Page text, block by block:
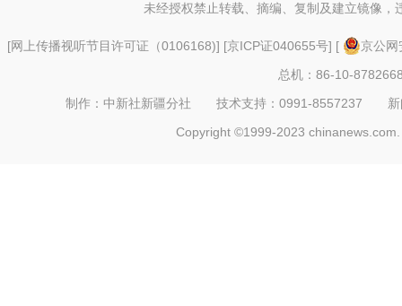
未经授权禁止转载、摘编、复制及建立镜像，
[网上传播视听节目许可证（0106168)] [京ICP证040655号] [
京公
总机：86-10-
制作：中新社新疆分社 技术支持：0991-8557237
Copyright ©1999-2023